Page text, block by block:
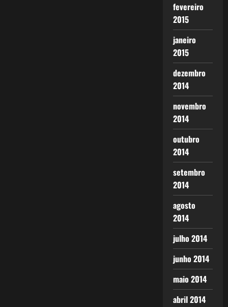
fevereiro
2015
janeiro
2015
dezembro
2014
novembro
2014
outubro
2014
setembro
2014
agosto
2014
julho 2014
junho 2014
maio 2014
abril 2014